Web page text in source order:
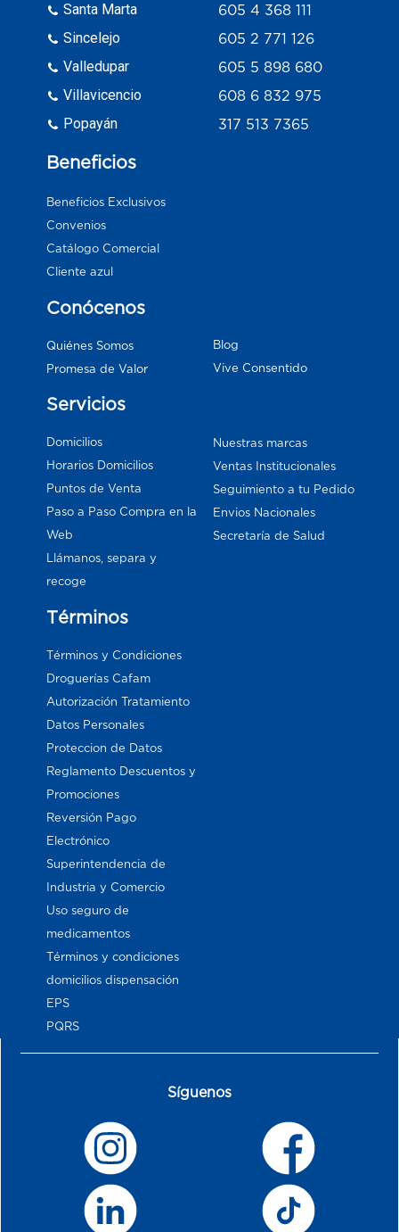
Santa Marta
Sincelejo
Valledupar
Villavicencio
Popayán
605 4 368 111
605 2 771 126
605 5 898 680
608 6 832 975
317 513 7365
Beneficios
Beneficios Exclusivos
Convenios
Catálogo Comercial
Cliente azul
Conócenos
Quiénes Somos
Promesa de Valor
Blog
Vive Consentido
Servicios
Domicilios
Horarios Domicilios
Puntos de Venta
Paso a Paso Compra en la
Web
Llámanos, separa y
recoge
Nuestras marcas
Ventas Institucionales
Seguimiento a tu Pedido
Envios Nacionales
Secretaría de Salud
Términos
Términos y Condiciones
Droguerías Cafam
Autorización Tratamiento
Datos Personales
Proteccion de Datos
Reglamento Descuentos y
Promociones
Reversión Pago
Electrónico
Superintendencia de
Industria y Comercio
Uso seguro de
medicamentos
Términos y condiciones
domicilios dispensación
EPS
PQRS
Síguenos